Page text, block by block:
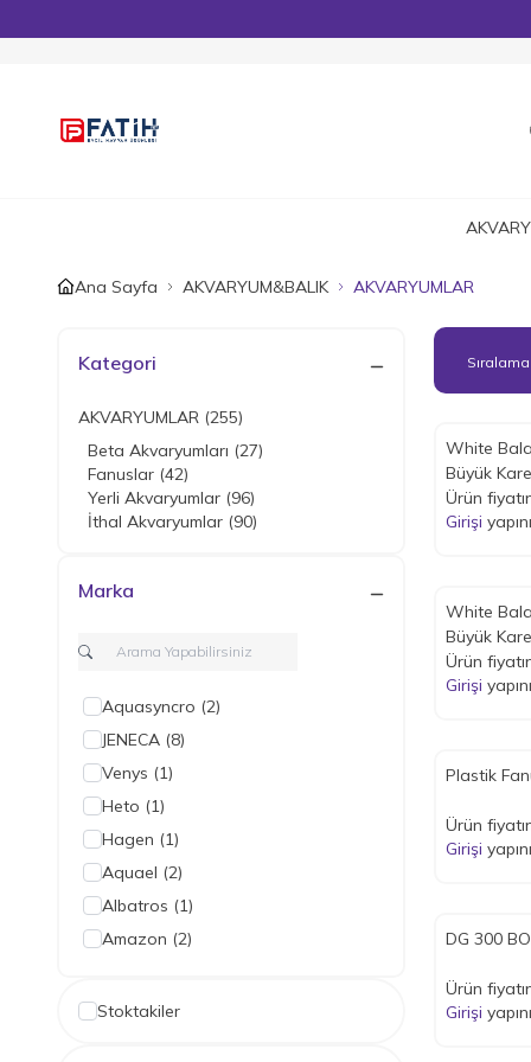
Ana Sayfa AKVARYUM&BALIK AKVARYUMLAR
Kategori
AKVARYUMLAR (255)
Beta Akvaryumları (27)
Fanuslar (42)
Yerli Akvaryumlar (96)
İthal Akvaryumlar (90)
Marka
Aquasyncro (2)
JENECA (8)
Venys (1)
Heto (1)
Hagen (1)
Aquael (2)
Albatros (1)
Amazon (2)
Dophin(4)
Stoktakiler
White
Büyük Kare
Ürün
Girişi
White
Büyük
17x17x17
Ürün
Girişi
Plastik
Ürün
Girişi
DG 300
Ürün
Girişi